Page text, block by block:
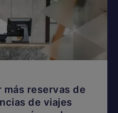
más reservas de
de viajes